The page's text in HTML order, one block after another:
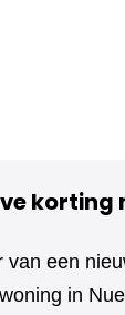
korting
van een
in